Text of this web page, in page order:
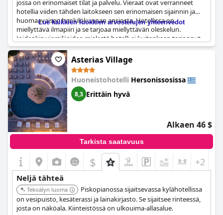
jossa on erinomaiset tilat ja palvelu. Vieraat ovat verranneet
hotellia viiden tähden laitokseen sen erinomaisen sijainnin ja
huomaavaisen henkilökunnan ansiosta. Hotellissa on
miellyttävä ilmapiiri ja se tarjoaa miellyttävän oleskelun.
Joidenkin vierailijoiden mielestä hotelli ei kuitenkaan tarjonnut
viiden tähden luksuskokemusta, vaan pikemminkin hyvän
kolmen tai neljän tähden kokemuksen. Valitettavasti ruoan
laatu oli joidenkin mielestä ongelma, sillä buffet-ateriat eivät
vastanneet neljän tähden hotellilta odotettuja standardeja.
Kaiken kaikkiaan hotelli tarjoaa hyvän kokemuksen, mutta siinä
on parantamisen varaa.
Lue kaikkien luokkien arvostelujen yhteenvedot
Asterias Village
Huoneistohotelli Hersonissosissa
8,3 Erittäin hyvä
Alkaen 46 $
Tarkista saatavuus
$ +2
Neljä tähteä
Tekoälyn luoma
Piskopianossa sijaitsevassa kylähotellissa
on vesipuisto, kesäterassi ja lainakirjasto. Se sijaitsee rinteessä,
josta on näköala. Kiinteistössä on ulkouima-allasalue.